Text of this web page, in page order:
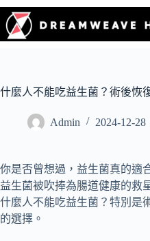
什麼人不能吃益生菌？術後恢
Admin 2024-12-28
你是否曾想過，益生菌真的適
益生菌被吹捧為腸道健康的救
什麼人不能吃益生菌？特別是
的選擇。